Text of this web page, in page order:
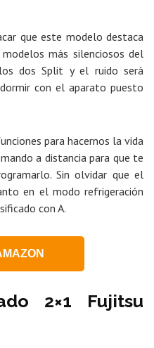
que este modelo destaca
más silenciosos del
dos Split y el ruido será
con el aparato puesto
para hacernos la vida
a distancia para que te
Sin olvidar que el
en el modo refrigeración
con A.
2×1 Fujitsu